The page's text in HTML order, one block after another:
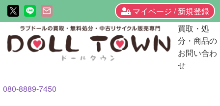
マイページ / 新規登録
ビ
ゲ
ョ
ン
テ
へ
買取・処
分・商品の
お問い合わ
せ
080-8889-7450